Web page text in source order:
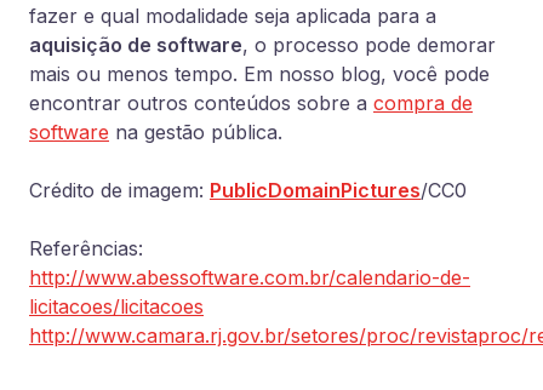
fazer e qual modalidade seja aplicada para a
aquisição de software, o processo pode demorar
mais ou menos tempo. Em nosso blog, você pode
encontrar outros conteúdos sobre a compra de
software na gestão pública.
Crédito de imagem: PublicDomainPictures/CC0
Referências:
http://www.abessoftware.com.br/calendario-de-
licitacoes/licitacoes
http://www.camara.rj.gov.br/setores/proc/revistaproc/